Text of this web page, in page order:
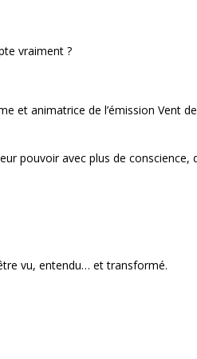
vraiment ?
et animatrice de l’émission Vent
pouvoir avec plus de conscience,
vu, entendu… et transformé.